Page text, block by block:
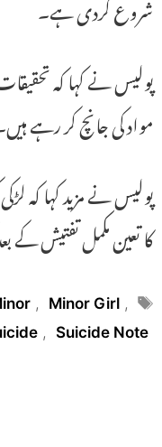
پولیس نے کہا کہ
مواد کی جانچ کر رہے
پولیس نے مزید کہا کہ
کا تعین مکمل تفتیش کے
Tags
, Minor Girl ,
, Suicide Note